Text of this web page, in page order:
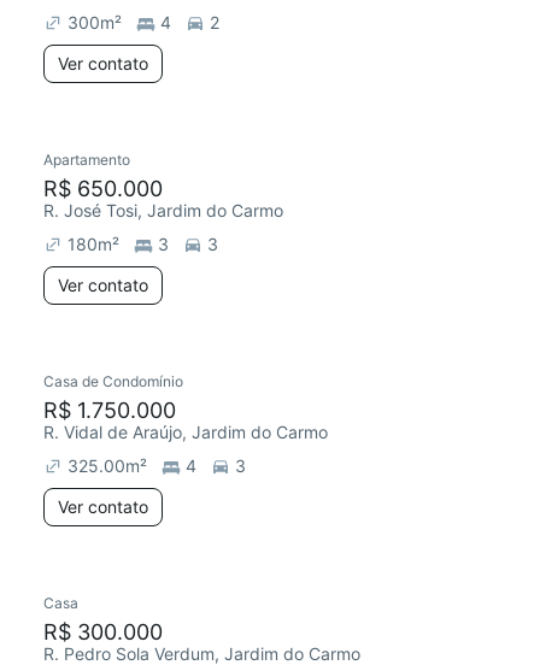
300m² 4
2
Ver contato
Apartamento
R$ 650.000
R. José Tosi, Jardim do Carmo
180m² 3
3
Ver contato
Casa de Condomínio
R$ 1.750.000
R. Vidal de Araújo, Jardim do Carmo
325.00m² 4
3
Ver contato
Casa
R$ 300.000
R. Pedro Sola Verdum, Jardim do Carmo